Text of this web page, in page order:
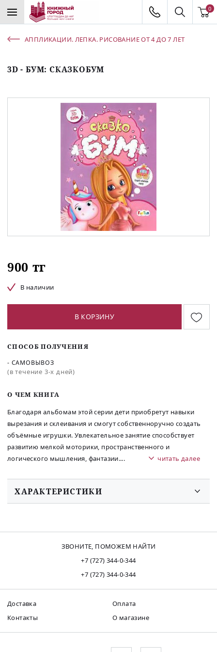
0
АППЛИКАЦИИ. ЛЕПКА. РИСОВАНИЕ ОТ 4 ДО 7 ЛЕТ
3D - БУМ: СКАЗКОБУМ
O ЧЕМ КНИГА
Благодаря альбомам этой серии дети приобретут навыки
вырезания и склеивания и смогут собственноручно создать
объёмные игрушки. Увлекательное занятие способствует
развитию мелкой моторики, пространственного и
логического мышления, фантазии.... читать далее
900 тг
В наличии
В КОРЗИНУ
СПОСОБ ПОЛУЧЕНИЯ
- САМОВЫВОЗ
(в течение 3-х дней)
ХАРАКТЕРИСТИКИ
ЗВОНИТЕ, ПОМОЖЕМ НАЙТИ
+7 (727) 344-0-344
+7 (727) 344-0-344
Доставка
Оплата
Контакты
О магазине